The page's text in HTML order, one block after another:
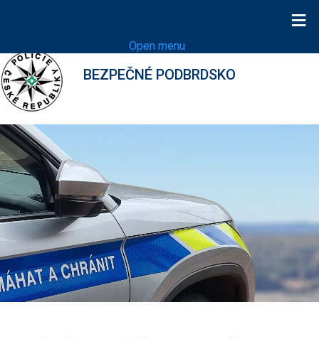
≡
Open menu
BEZPEČNÉ PODBRDSKO